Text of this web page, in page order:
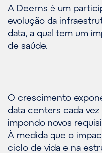
A Deerns é um
evolução da
data, a qual tem um
de saúde.
O crescimento
data centers cada
impondo novos
À medida que o
ciclo de vida e na